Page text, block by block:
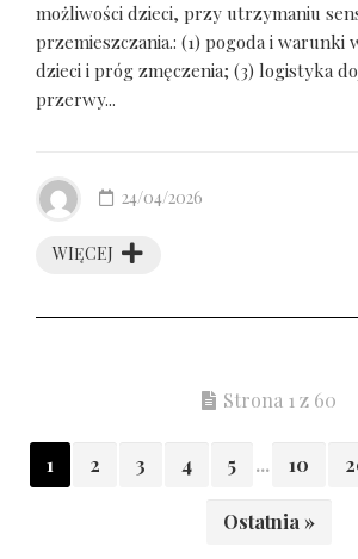
możliwości dzieci, przy utrzymaniu
przemieszczania.: (1) pogoda i warunki
dzieci i próg zmęczenia; (3) logistyka
przerwy...
WIĘCEJ
24/04/2026
Strona 1 z 60
1 2 3 4 5 ... 10
Ostatnia »